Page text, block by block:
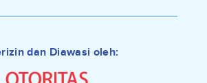
dan Diawasi oleh: